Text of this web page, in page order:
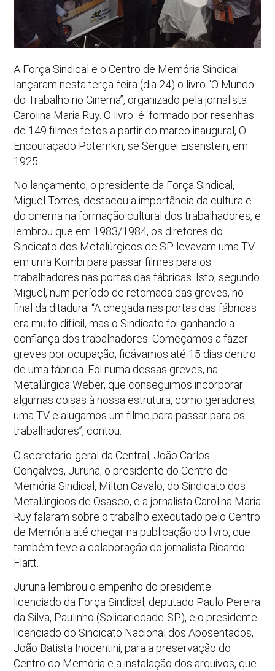
A Força Sindical e o Centro de Memória Sindical
lançaram nesta terça-feira (dia 24) o livro “O Mundo
do Trabalho no Cinema”, organizado pela jornalista
Carolina Maria Ruy. O livro é formado por resenhas
de 149 filmes feitos a partir do marco inaugural, O
Encouraçado Potemkin, se Serguei Eisenstein, em
1925.
No lançamento, o presidente da Força Sindical,
Miguel Torres, destacou a importância da cultura e
do cinema na formação cultural dos trabalhadores, e
lembrou que em 1983/1984, os diretores do
Sindicato dos Metalúrgicos de SP levavam uma TV
em uma Kombi para passar filmes para os
trabalhadores nas portas das fábricas. Isto, segundo
Miguel, num período de retomada das greves, no
final da ditadura. “A chegada nas portas das fábricas
era muito difícil, mas o Sindicato foi ganhando a
confiança dos trabalhadores. Começamos a fazer
greves por ocupação; ficávamos até 15 dias dentro
de uma fábrica. Foi numa dessas greves, na
Metalúrgica Weber, que conseguimos incorporar
algumas coisas à nossa estrutura, como geradores,
uma TV e alugamos um filme para passar para os
trabalhadores”, contou.
O secretário-geral da Central, João Carlos
Gonçalves, Juruna; o presidente do Centro de
Memória Sindical, Milton Cavalo, do Sindicato dos
Metalúrgicos de Osasco, e a jornalista Carolina Maria
Ruy falaram sobre o trabalho executado pelo Centro
de Memória até chegar na publicação do livro, que
também teve a colaboração do jornalista Ricardo
Flaitt.
Juruna lembrou o empenho do presidente
licenciado da Força Sindical, deputado Paulo Pereira
da Silva, Paulinho (Solidariedade-SP), e o presidente
licenciado do Sindicato Nacional dos Aposentados,
João Batista Inocentini, para a preservação do
Centro do Memória e a instalação dos arquivos, que